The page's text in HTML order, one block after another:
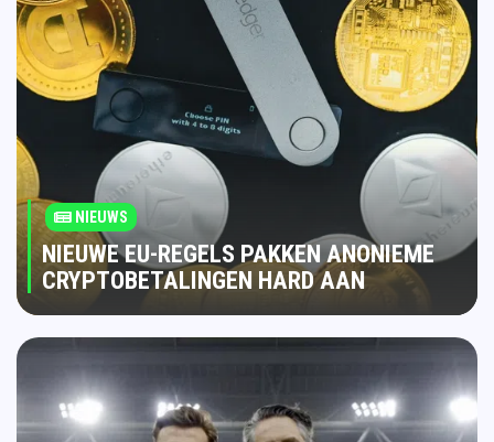
NIEUWS
NIEUWE EU-REGELS PAKKEN ANONIEME
CRYPTOBETALINGEN HARD AAN